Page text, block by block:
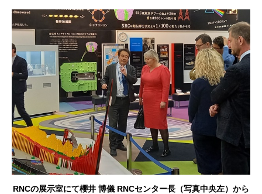
RNCの展示室にて櫻井 博儀 RNCセンター長（写真中央左）から